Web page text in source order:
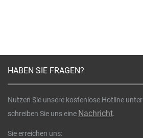
HABEN SIE FRAGEN?
Nutzen Sie unsere kostenlose Hotline unter
schreiben Sie uns eine Nachricht.
Sie erreichen uns: